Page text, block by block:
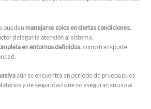
pueden manejarse solos en ciertas condiciones,
delegar la atención al sistema.
en entornos definidos, como transporte
aún se encuentra en periodo de prueba pues
y de seguridad que no aseguran su uso al